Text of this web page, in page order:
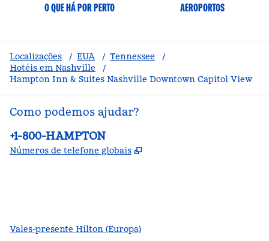
O QUE HÁ POR PERTO AEROPORTOS
Localizações / EUA / Tennessee
/
Hotéis em Nashville
/
Hampton Inn & Suites Nashville Downtown Capitol View
Como podemos ajudar?
Telefone:
+1-800-HAMPTON
Números de telefone globais ,
Vales-presente Hilton (Europa)